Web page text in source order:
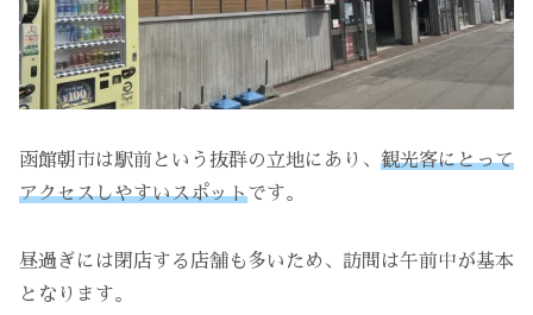
函館朝市は駅前という抜群の立地にあり、 観光客にとって
アクセスしやすいスポットです。
昼過ぎには閉店する店舗も多いため、訪問は午前中が基本
となります。